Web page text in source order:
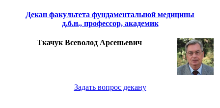
Декан факультета фундаментальной медицины
д.б.н., профессор, академик
Ткачук Всеволод Арсеньевич
Задать вопрос декану